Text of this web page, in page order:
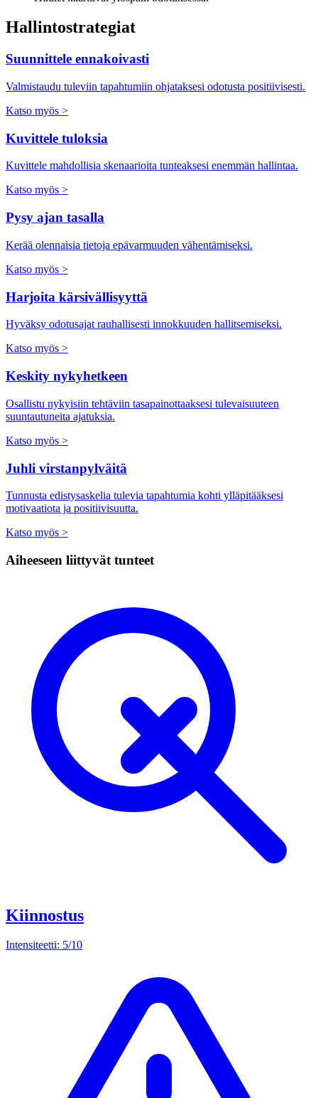
Hallintostrategiat
Suunnittele ennakoivasti
Valmistaudu tuleviin tapahtumiin ohjataksesi odotusta positiivisesti.
Katso myös >
Kuvittele tuloksia
Kuvittele mahdollisia skenaarioita tunteaksesi enemmän hallintaa.
Katso myös >
Pysy ajan tasalla
Kerää olennaisia tietoja epävarmuuden vähentämiseksi.
Katso myös >
Harjoita kärsivällisyyttä
Hyväksy odotusajat rauhallisesti innokkuuden hallitsemiseksi.
Katso myös >
Keskity nykyhetkeen
Osallistu nykyisiin tehtäviin tasapainottaaksesi tulevaisuuteen
suuntautuneita ajatuksia.
Katso myös >
Juhli virstanpylväitä
Tunnusta edistysaskelia tulevia tapahtumia kohti ylläpitääksesi
motivaatiota ja positiivisuutta.
Katso myös >
Aiheeseen liittyvät tunteet
Kiinnostus
Intensiteetti: 5/10